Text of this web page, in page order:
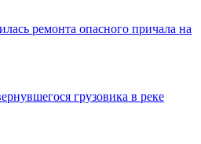
ремонта опасного причала на
грузовика в реке